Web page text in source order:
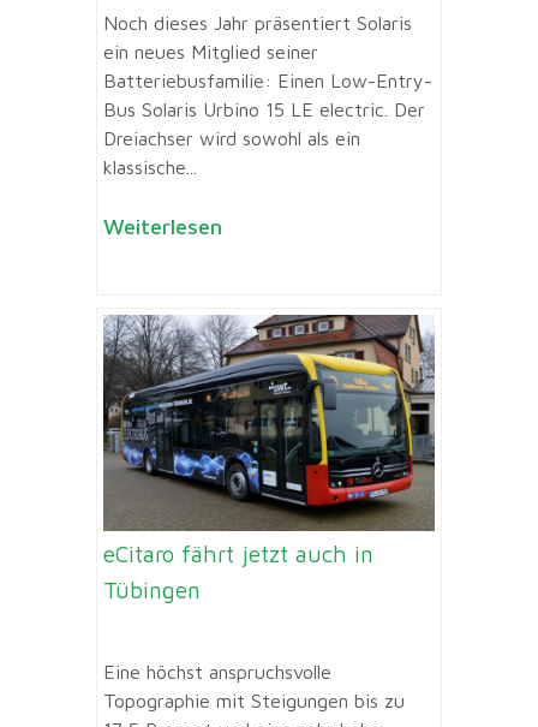
Noch dieses Jahr präsentiert Solaris
ein neues Mitglied seiner
Batteriebusfamilie: Einen Low-Entry-
Bus Solaris Urbino 15 LE electric. Der
Dreiachser wird sowohl als ein
klassische...
Weiterlesen
eCitaro fährt jetzt auch in
Tübingen
Eine höchst anspruchsvolle
Topographie mit Steigungen bis zu